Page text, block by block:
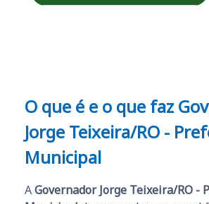
O que é e o que faz
Jorge Teixeira/RO -
Municipal
AGovernador Jorge Teixeira/RO -